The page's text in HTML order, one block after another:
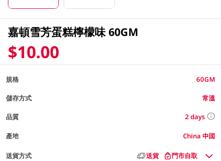
嘉頓雪芳蛋糕檸檬味 60GM
$10.00
規格 60GM
儲存方式 常溫
品質 2 days
產地 China 中國
送貨方式 送貨 門市自取